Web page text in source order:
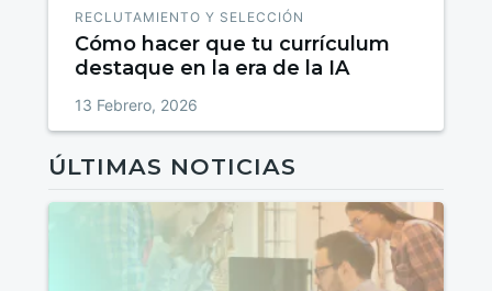
RECLUTAMIENTO Y SELECCIÓN
Cómo hacer que tu currículum
destaque en la era de la IA
13 Febrero, 2026
ÚLTIMAS NOTICIAS